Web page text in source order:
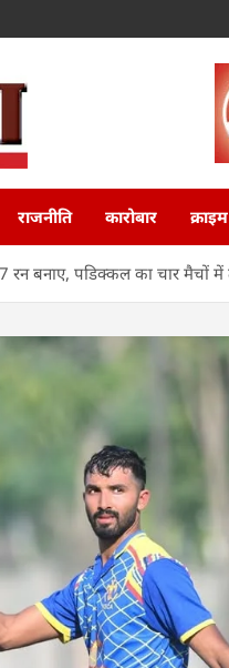
राजनीति कारोबार क्राइम
बनाए, पडिक्कल का चार मैचों